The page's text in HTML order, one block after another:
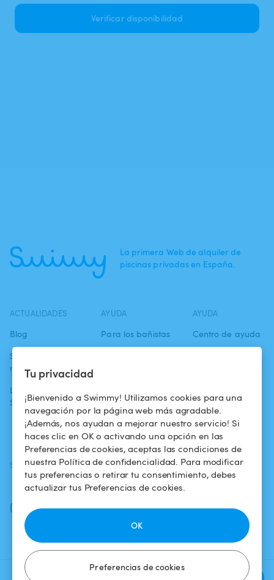
Tu privacidad
¡Bienvenido a Swimmy! Utilizamos cookies para una
navegación por la página web más agradable.
¡Además, nos ayudan a mejorar nuestro servicio! Si
haces clic en OK o activando una opción en las
Preferencias de cookies, aceptas las condiciones de
nuestra Política de confidencialidad. Para modificar
tus preferencias o retirar tu consentimiento, debes
actualizar tus Preferencias de cookies.
Preferencias de cookies
OK
Verificar disponibilidad
La primera Web de alquiler de
piscinas privadas en España.
ACTUALIDADES
Blog
Swimmy en los
medios
La aventura
Swimmy
AYUDA
Para los bañistas
piscina
¿Cómo funciona?
AYUDA
Centro de ayuda
confidencialidad
Aviso legal
SÍGUENOS
Facebook
Instagram
DESCARGAR LA APP